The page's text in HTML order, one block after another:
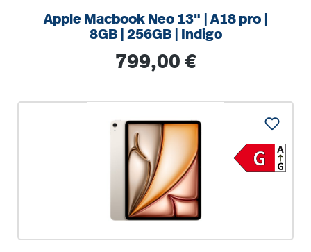
Apple Macbook Neo 13" | A18 pro |
8GB | 256GB | Indigo
Regulärer Preis:
799,00 €